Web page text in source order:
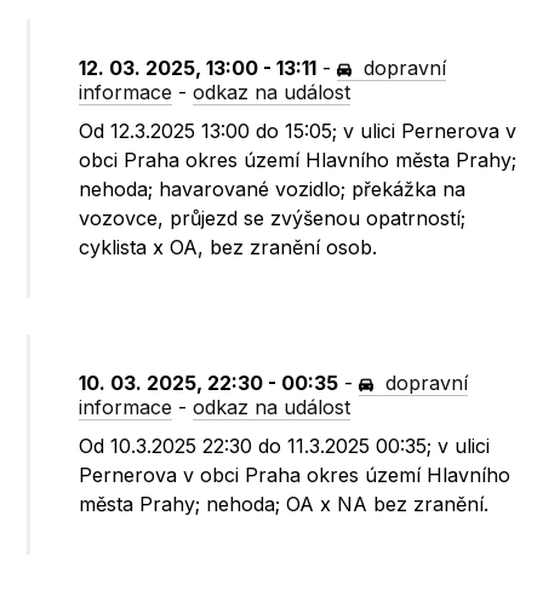
12. 03. 2025, 13:00 - 13:11 -
dopravní
informace -odkaz na událost
Od 12.3.2025 13:00 do 15:05; v ulici Pernerova v
obci Praha okres území Hlavního města Prahy;
nehoda; havarované vozidlo; překážka na
vozovce, průjezd se zvýšenou opatrností;
cyklista x OA, bez zranění osob.
10. 03. 2025, 22:30 - 00:35 -
dopravní
informace -odkaz na událost
Od 10.3.2025 22:30 do 11.3.2025 00:35; v ulici
Pernerova v obci Praha okres území Hlavního
města Prahy; nehoda; OA x NA bez zranění.